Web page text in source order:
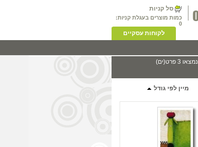
סל קניות
כמות מוצרים בעגלת קניות:
0
לקוחות עסקיים
נמצאו 3 פרט(ים)
מיין לפי גודל